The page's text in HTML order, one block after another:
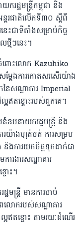
រដ្ឋមន្ត្រីកម្ពុជា និង
តរជាតិលើកទី៣០ ស្តីពី
ះជាទីតាំងសម្រាប់កិច្ច
មីៗនេះ។
ចំពោះលោក Kazuhiko
ែងការកោតសរសើរយ៉ាង
នៃសណ្ឋាគារ Imperial
អឥតខ្ចោះរបស់ពួកគេ។
ឧបនាយករដ្ឋមន្ត្រី និង
រយ៉ាងហ្មត់ចត់ ការសម្រប
ងការយកចិត្តទុកដាក់ជា
រងារសណ្ឋាគារ
ោះ។
មន្ត្រី មានការចាប់
លោករបស់សណ្ឋាគារ
ឥតខ្ចោះ តាមរយៈដំណើរ